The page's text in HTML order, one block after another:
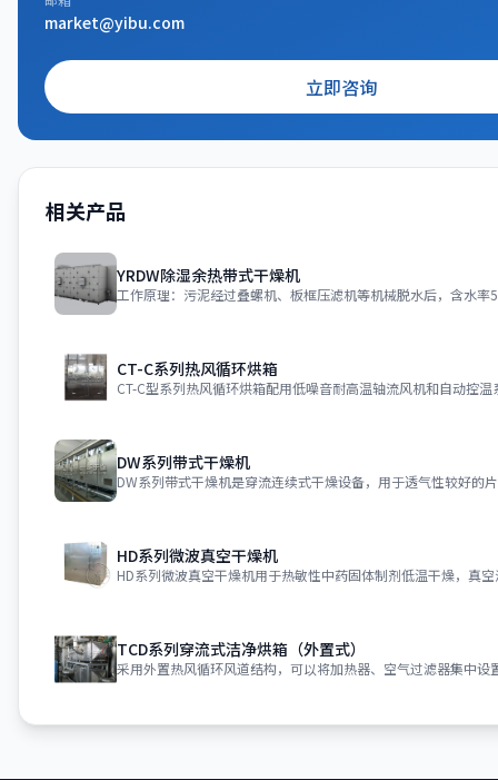
market@yibu.com
立即咨询
相关产品
YRDW除湿余热带式干燥机
工作原理：污泥经过叠螺机、板框压滤机等机械脱水后，含水率
CT-C系列热风循环烘箱
CT-C型系列热风循环烘箱配用低噪音耐高温轴流风机和自动控
DW系列带式干燥机
HD系列微波真空干燥机
TCD系列穿流式洁净烘箱（外置式）